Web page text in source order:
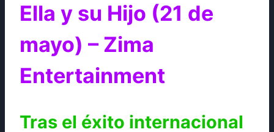
Ella y su Hijo (21 de
mayo) – Zima
Entertainment
Tras el éxito internacional